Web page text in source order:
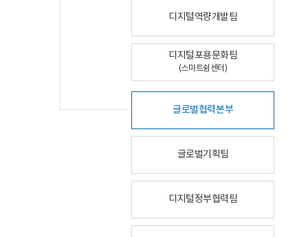
디지털역량개발팀
디지털포용문화팀
(스마트쉼센터)
글로벌협력본부
글로벌기획팀
디지털정부협력팀